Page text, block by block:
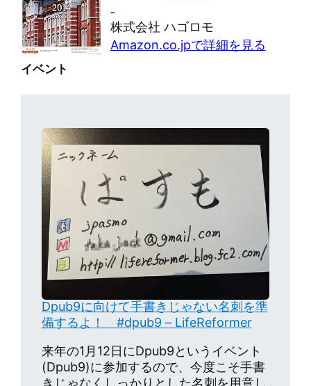
‐
株式会社 ハゴロモ
Amazon.co.jpで詳細を見る
イベント
Dpub9に向けて手書きじゃない名刺を準
備するよ！ #dpub9 – LifeReformer
来年の1月12日にDpub9というイベント
(Dpub9)に参加するので、今度こそ手書
きじゃなくしっかりとした名刺を用意し